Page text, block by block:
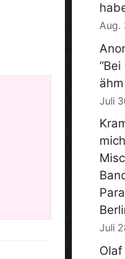
Aug.
“Bei
Juli
Juli
Olaf